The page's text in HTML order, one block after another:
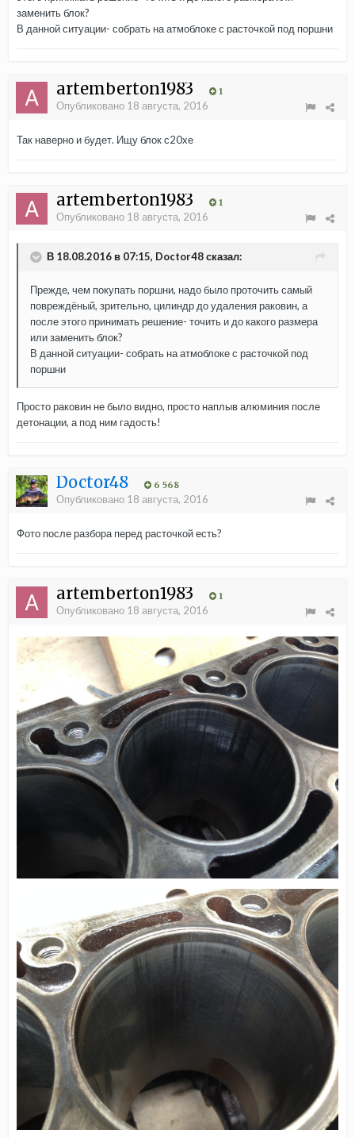
заменить блок?
В данной ситуации- собрать на атмоблоке с расточкой под поршни
artemberton1983 1
Опубликовано 18 августа, 2016
Так наверно и будет. Ищу блок с20хе
artemberton1983 1
Опубликовано 18 августа, 2016
В 18.08.2016 в 07:15, Doctor48 сказал:
Прежде, чем покупать поршни, надо было проточить самый
повреждёный, зрительно, цилиндр до удаления раковин, а
после этого принимать решение- точить и до какого размера
или заменить блок?
В данной ситуации- собрать на атмоблоке с расточкой под
поршни
Просто раковин не было видно, просто наплыв алюминия после
детонации, а под ним гадость!
Doctor48 6 568
Опубликовано 18 августа, 2016
Фото после разбора перед расточкой есть?
artemberton1983 1
Опубликовано 18 августа, 2016